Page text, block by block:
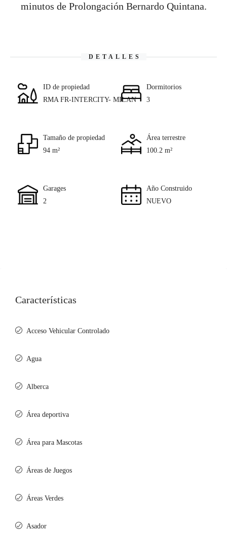
minutos de Prolongación Bernardo Quintana.
DETALLES
ID de propiedad
RMA FR-INTERCITY- MILAN
Dormitorios
3
Tamaño de propiedad
94 m²
Área terrestre
100.2 m²
Garages
2
Año Construido
NUEVO
Características
Acceso Vehicular Controlado
Agua
Alberca
Área deportiva
Área para Mascotas
Áreas de Juegos
Áreas Verdes
Asador